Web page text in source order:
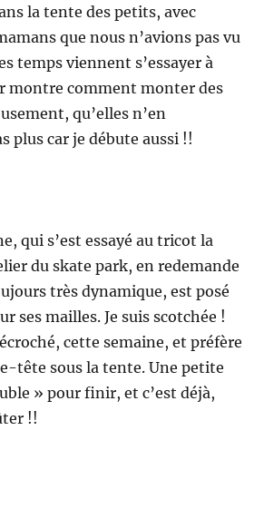
la tente des petits, avec
que nous n’avions pas vu
temps viennent s’essayer à
montre comment monter des
qu’elles n’en
plus car je débute aussi !!
qui s’est essayé au tricot la
du skate park, en redemande
très dynamique, est posé
ses mailles. Je suis scotchée !
cette semaine, et préfère
tête sous la tente. Une petite
» pour finir, et c’est déjà,
!!